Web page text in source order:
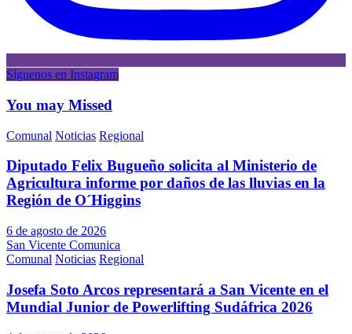
Síguenos en Instagram
You may Missed
Comunal Noticias Regional
Diputado Felix Bugueño solicita al Ministerio de
Agricultura informe por daños de las lluvias en la
Región de O´Higgins
6 de agosto de 2026
San Vicente Comunica
Comunal Noticias Regional
Josefa Soto Arcos representará a San Vicente en el
Mundial Junior de Powerlifting Sudáfrica 2026